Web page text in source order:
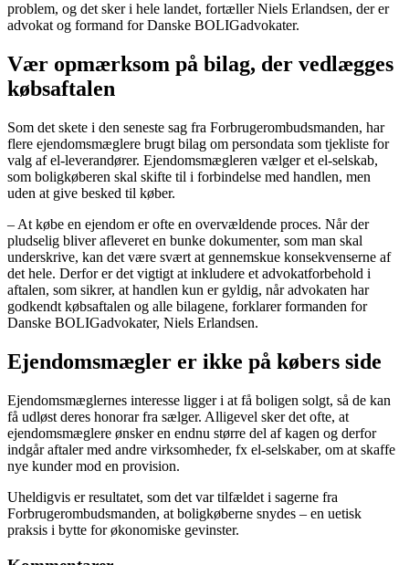
problem, og det sker i hele landet, fortæller Niels Erlandsen, der er
advokat og formand for Danske BOLIGadvokater.
Vær opmærksom på bilag, der vedlægges
købsaftalen
Som det skete i den seneste sag fra Forbrugerombudsmanden, har
flere ejendomsmæglere brugt bilag om persondata som tjekliste for
valg af el-leverandører. Ejendomsmægleren vælger et el-selskab,
som boligkøberen skal skifte til i forbindelse med handlen, men
uden at give besked til køber.
– At købe en ejendom er ofte en overvældende proces. Når der
pludselig bliver afleveret en bunke dokumenter, som man skal
underskrive, kan det være svært at gennemskue konsekvenserne af
det hele. Derfor er det vigtigt at inkludere et advokatforbehold i
aftalen, som sikrer, at handlen kun er gyldig, når advokaten har
godkendt købsaftalen og alle bilagene, forklarer formanden for
Danske BOLIGadvokater, Niels Erlandsen.
Ejendomsmægler er ikke på købers side
Ejendomsmæglernes interesse ligger i at få boligen solgt, så de kan
få udløst deres honorar fra sælger. Alligevel sker det ofte, at
ejendomsmæglere ønsker en endnu større del af kagen og derfor
indgår aftaler med andre virksomheder, fx el-selskaber, om at skaffe
nye kunder mod en provision.
Uheldigvis er resultatet, som det var tilfældet i sagerne fra
Forbrugerombudsmanden, at boligkøberne snydes – en uetisk
praksis i bytte for økonomiske gevinster.